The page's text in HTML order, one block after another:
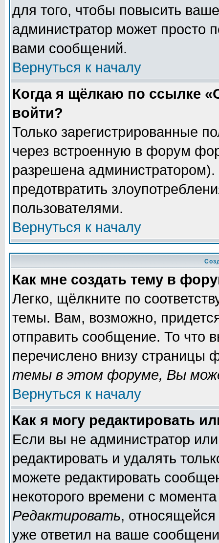
для того, чтобы повысить
администратор может просто
вами сообщений.
Вернуться к началу
Когда я щёлкаю по ссылке
войти?
Только зарегистрированные
через встроенную в форум
разрешена
предотвратить
пользователями.
Вернуться к началу
Как мне создать тему в
Легко, щёлкните по
темы. Вам, возможно,
отправить сообщение. То что
перечислено внизу страницы
темы в этом форуме, Вы
Вернуться к началу
Как я могу редактировать
Если вы не администратор
редактировать и удалять
можете редактировать
некоторого времени с
Редактировать,
уже ответил на ваше